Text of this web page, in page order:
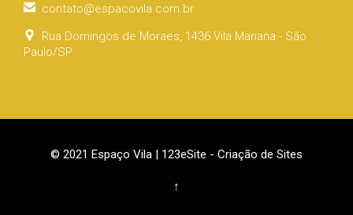
 contato@espacovila.com.br

Rua Domingos de Moraes, 1436 Vila Mariana - São
Paulo/SP
© 2021 Espaço Vila | 123eSite - Criação de Sites
↑